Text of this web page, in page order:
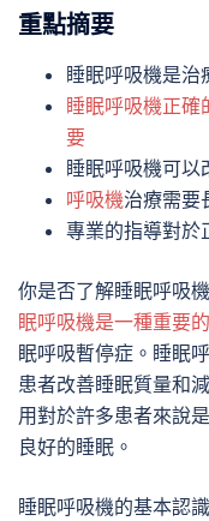
重點摘要
睡眠呼吸機是治
睡眠呼吸機正確
要
睡眠呼吸機可以
呼吸機治療需要
專業的指導對於
你是否了解睡眠呼吸
眠呼吸機是一種重要
眠呼吸暫停症。睡眠
患者改善睡眠質量和
用對於許多患者來說
良好的睡眠。
睡眠呼吸機的基本認